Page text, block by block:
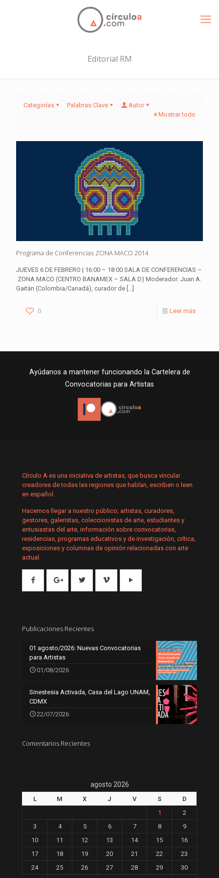
Editorial RM
Categorías Palabras Clave
Autor
Mostrar todo
Programa de Conferencias ZONA MACO 2014
JUEVES 6 DE FEBRERO | 16:00 – 18:00 SALA DE CONFERENCIAS –
ZONA MACO (CENTRO BANAMEX – SALA D) Moderador: Juan A.
Gaitán (Colombia/Canadá), curador de […]
0 Leer más
Ayúdanos a mantener funcionando la Cartelera de
Convocatorias para Artistas
Círculo A es una iniciativa de artistas, que busca vincular
creadores de todas las regiones que hablan, escriben o leen
en español.
Hacemos llegar a nuestro público; artistas, curadores,
gestores, galeristas, coleccionistas de arte, estudiantes y
entusiastas del arte, información sobre convocatorias,
residencias, programas educativos y de investigación, crítica,
exposiciones y columnas de opinión relacionadas con arte
actual.
Publicaciones Recientes
01 agosto/2026: Nuevas Convocatorias
para Artistas
01/08/2026
Sinestesia Activada, Casa del Lago UNAM,
CDMX
22/07/2026
Comentarios Recientes
agosto 2026
L M X J V S
D
1
2
3
4 5 6 7 8
9
10
11 12 13 14 15
16
17
18 19 20 21 22
23
24
25 26 27 28 29
30